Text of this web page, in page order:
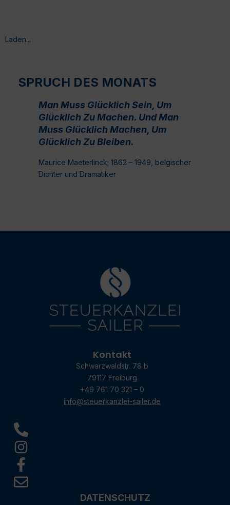
Laden...
SPRUCH DES MONATS
Man Muss Glücklich Sein, Um
Glücklich Zu Machen. Und Man
Muss Glücklich Machen, Um
Glücklich Zu Bleiben.
Maurice Maeterlinck; 1862 – 1949, belgischer
Dichter und Dramatiker
Kontakt
Schwarzwaldstr. 78 b
79117 Freiburg
+49 761 70 321 – 0
info@steuerkanzlei-sailer.de
DATENSCHUTZ